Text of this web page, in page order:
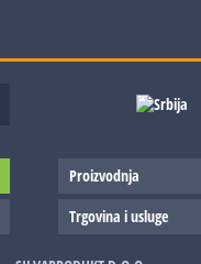
Proizvodnja
Trgovina i usluge